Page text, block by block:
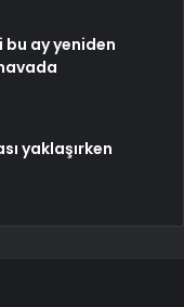
bu ay yeniden
yaklaşırken